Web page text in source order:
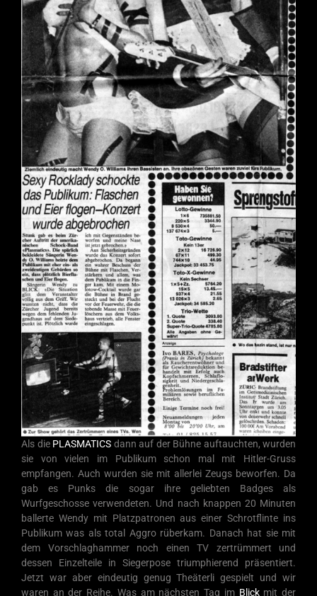
Als die PLASMATICS dann auf der Bühne auftauchten, wurden
sie von vielen im Publikum schon mal mit Hitler-Gruss
empfangen. Auch wurden sie mit allerlei Zeugs beworfen. Da
gab es Punks die sogar ihre geliebten Badges als
Wurfgeschosse verwendeten. Und nach knappen 20 Minuten
ballerte Wendy mit Platzpatronen aus einer Schrotflinte ins
Publikum was als total Aggro rüberkam. Danach hat sie mit
dem Vorschlaghammer noch einen TV zertrümmert und
dessen Einzelteile in Siegerpose triumphierend präsentiert.
Jetzt war aber eindeutig genug Theäterli gespielt und wir
waren an der Reihe. Was am nächsten Tag im Blickmit der